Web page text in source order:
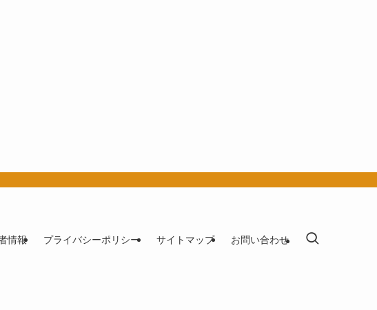
情報 プライバシーポリシー サイトマップ お問い合わせ